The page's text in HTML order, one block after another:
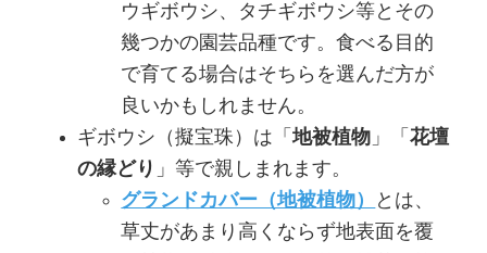
ウギボウシ、タチギボウシ等とその
幾つかの園芸品種です。食べる目的
で育てる場合はそちらを選んだ方が
良いかもしれません。
ギボウシ（擬宝珠）は「地被植物 」「花壇
の縁どり 」等で親しまれます。
グランドカバー（地被植物）
とは、
草丈があまり高くならず地表面を覆